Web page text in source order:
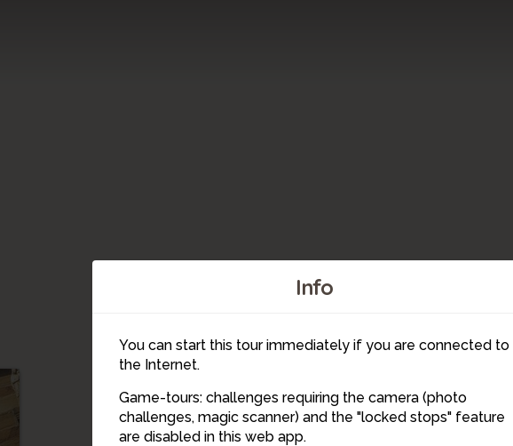
Info
You can start this tour immediately if you are connected to
the Internet.
Game-tours: challenges requiring the camera (photo
challenges, magic scanner) and the "locked stops" feature
are disabled in this web app.
6
5
3